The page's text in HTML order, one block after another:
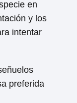
en
y los
intentar
preferida